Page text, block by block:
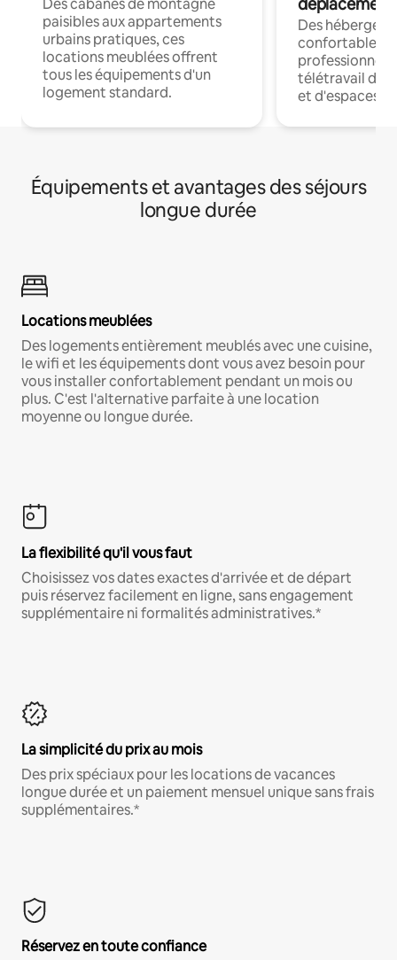
Des cabanes de montagne
paisibles aux appartements
urbains pratiques, ces
locations meublées offrent
tous les équipements d'un
logement standard.
Des
confortables
professionnels
télétravail
et d'espaces
Équipements et avantages des séjours
longue durée
Locations meublées
Des logements entièrement meublés avec une cuisine,
le wifi et les équipements dont vous avez besoin pour
vous installer confortablement pendant un mois ou
plus. C'est l'alternative parfaite à une location
moyenne ou longue durée.
La flexibilité qu'il vous faut
Choisissez vos dates exactes d'arrivée et de départ
puis réservez facilement en ligne, sans engagement
supplémentaire ni formalités administratives.*
La simplicité du prix au mois
Des prix spéciaux pour les locations de vacances
longue durée et un paiement mensuel unique sans frais
supplémentaires.*
Réservez en toute confiance